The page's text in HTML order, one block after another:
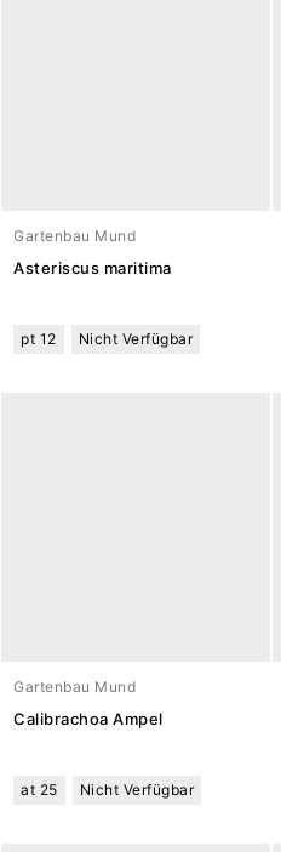
Gartenbau Mund
Asteriscus maritima
pt 12 Nicht Verfügbar
Gartenbau Mund
Calibrachoa Ampel
at 25 Nicht Verfügbar